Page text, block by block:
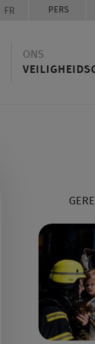
FR PERS
ONS